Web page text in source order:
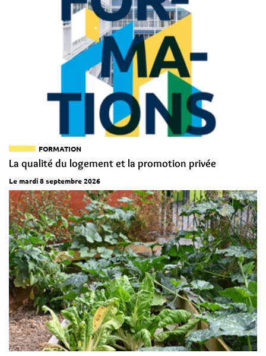
FORMATION
La qualité du logement et la promotion privée
Le mardi 8 septembre 2026